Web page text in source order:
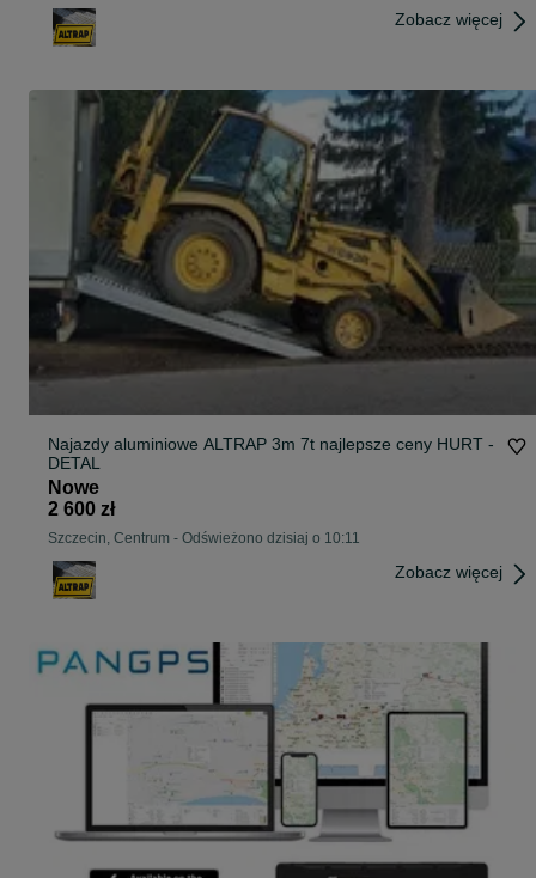
Zobacz więcej
Najazdy aluminiowe ALTRAP 3m 7t najlepsze ceny HURT -
DETAL
Nowe
2 600 zł
Szczecin, Centrum - Odświeżono dzisiaj o 10:11
Zobacz więcej